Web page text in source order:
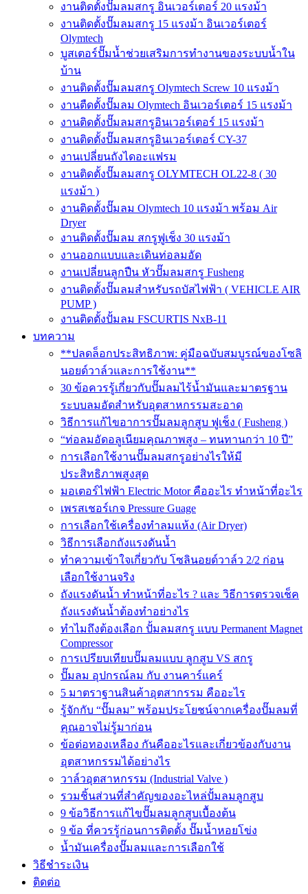
งานติดตั้งปั๊มลมสกรู อินเวอร์เตอร์ 20 แรงม้า
งานติดตั้งปั๊มลมสกรู 15 แรงม้า อินเวอร์เตอร์
Olymtech
บูสเตอร์ปั๊มน้ำช่วยเสริมการทำงานของระบบน้ำใน
บ้าน
งานติดตั้งปั๊มลมสกรู Olymtech Screw 10 แรงม้า
งานตืดตั้งปั๊มลม Olymtech อินเวอร์เตอร์ 15 แรงม้า
งานติดตั้งปั๊มลมสกรูอินเวอร์เตอร์ 15 แรงม้า
งานติดตั้งปั๊มลมสกรูอินเวอร์เตอร์ CY-37
งานเปลี่ยนถังไดอะแฟรม
งานติดตั้งปั๊มลมสกรู OLYMTECH OL22-8 ( 30
แรงม้า )
งานติดตั้งปั๊มลม Olymtech 10 แรงม้า พร้อม Air
Dryer
งานติดตั้งปั๊มลม สกรูฟูเช็ง 30 แรงม้า
งานออกแบบและเดินท่อลมอัด
งานเปลี่ยนลูกปืน หัวปั๊มลมสกรู Fusheng
งานติดตั้งปั๊มลมสำหรับรถบัสไฟฟ้า ( VEHICLE AIR
PUMP )
งานติดตั้งปั้มลม FSCURTIS NxB-11
บทความ
**ปลดล็อกประสิทธิภาพ: คู่มือฉบับสมบูรณ์ของโซลิ
นอยด์วาล์วและการใช้งาน**
30 ข้อควรรู้เกี่ยวกับปั๊มลมไร้น้ำมันและมาตรฐาน
ระบบลมอัดสำหรับอุตสาหกรรมสะอาด
วิธีการแก้ไขอาการปั๊มลมลูกสูบ ฟูเช็ง ( Fusheng )
“ท่อลมอัดอลูเนียมคุณภาพสูง – ทนทานกว่า 10 ปี”
การเลือกใช้งานปั๊มลมสกรูอย่างไรให้มี
ประสิทธิภาพสูงสุด
มอเตอร์ไฟฟ้า Electric Motor คืออะไร ทำหน้าที่อะไร
เพรสเชอร์เกจ Pressure Guage
การเลือกใช้เครื่องทำลมแห้ง (Air Dryer)
วิธีการเลือกถังแรงดันน้ำ
ทำความเข้าใจเกี่ยวกับ โซลินอยด์วาล์ว 2/2 ก่อน
เลือกใช้งานจริง
ถังแรงดันน้ำ ทำหน้าที่อะไร ? และ วิธีการตรวจเช็ค
ถังแรงดันน้ำต้องทำอย่างไร
ทำไมถึงต้องเลือก ปั้มลมสกรู แบบ Permanent Magnet
Compressor
การเปรียบเทียบปั๊มลมแบบ ลูกสูบ VS สกรู
ปั๊มลม อุปกรณ์ลม กับ งานคาร์แคร์
5 มาตราฐานสินค้าอุตสากรรม คืออะไร
รู้จักกับ “ปั๊มลม” พร้อมประโยชน์จากเครื่องปั๊มลมที่
คุณอาจไม่รู้มาก่อน
ข้อต่อทองเหลือง กันคืออะไรและเกี่ยวข้องกับงาน
อุตสาหกรรมได้อย่างไร
วาล์วอุตสาหกรรม (Industrial Valve )
รวมชิ้นส่วนที่สำคัญของอะไหล่ปั้มลมลูกสูบ
9 ข้อวิธีการแก้ไขปั๊มลมลูกสูบเบื้องต้น
9 ข้อ ที่ควรรู้ก่อนการติดตั้ง ปั๊มน้ำหอยโข่ง
น้ำมันเครื่องปั๊มลมและการเลือกใช้
วิธีชำระเงิน
ติดต่อ